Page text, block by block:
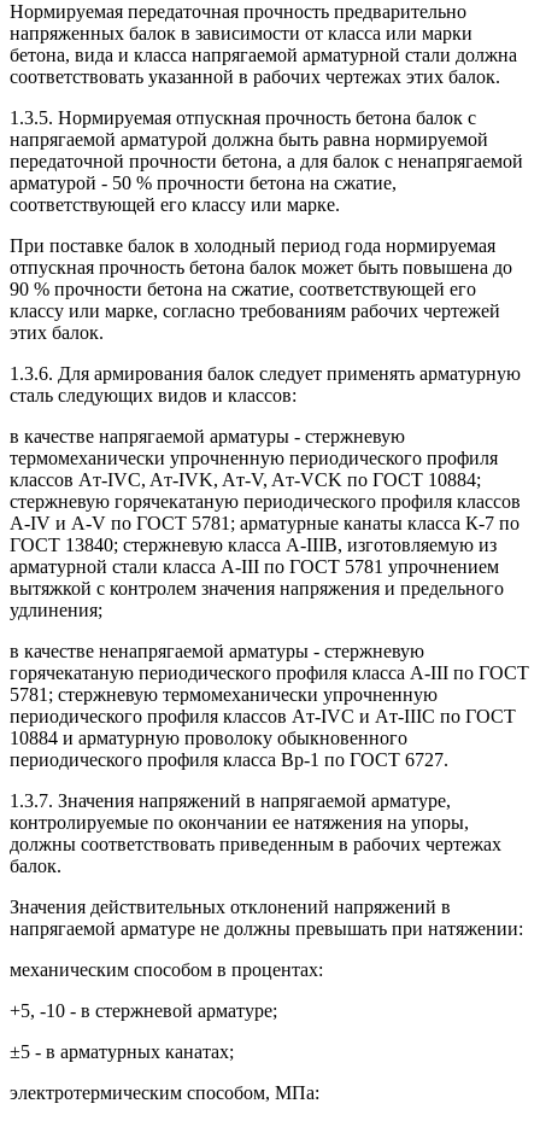
Нормируемая передаточная прочность предварительно
напряженных балок в зависимости от класса или марки
бетона, вида и класса напрягаемой арматурной стали должна
соответствовать указанной в рабочих чертежах этих балок.
1.3.5. Нормируемая отпускная прочность бетона балок с
напрягаемой арматурой должна быть равна нормируемой
передаточной прочности бетона, а для балок с ненапрягаемой
арматурой - 50 % прочности бетона на сжатие,
соответствующей его классу или марке.
При поставке балок в холодный период года нормируемая
отпускная прочность бетона балок может быть повышена до
90 % прочности бетона на сжатие, соответствующей его
классу или марке, согласно требованиям рабочих чертежей
этих балок.
1.3.6. Для армирования балок следует применять арматурную
сталь следующих видов и классов:
в качестве напрягаемой арматуры - стержневую
термомеханически упрочненную периодического профиля
классов Aт-IVC, Aт-IVK, Aт-V, Aт-VCK по ГОСТ 10884;
стержневую горячекатаную периодического профиля классов
A-IV и A-V по ГОСТ 5781; арматурные канаты класса К-7 по
ГОСТ 13840; стержневую класса A-IIIB, изготовляемую из
арматурной стали класса A-III по ГОСТ 5781 упрочнением
вытяжкой с контролем значения напряжения и предельного
удлинения;
в качестве ненапрягаемой арматуры - стержневую
горячекатаную периодического профиля класса A-III по ГОСТ
5781; стержневую термомеханически упрочненную
периодического профиля классов Aт-IVC и Aт-IIIС по ГОСТ
10884 и арматурную проволоку обыкновенного
периодического профиля класса Вр-1 по ГОСТ 6727.
1.3.7. Значения напряжений в напрягаемой арматуре,
контролируемые по окончании ее натяжения на упоры,
должны соответствовать приведенным в рабочих чертежах
балок.
Значения действительных отклонений напряжений в
напрягаемой арматуре не должны превышать при натяжении:
механическим способом в процентах:
+5, -10 - в стержневой арматуре;
±5 - в арматурных канатах;
электротермическим способом, МПа: